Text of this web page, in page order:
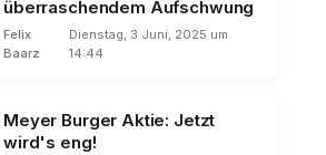
überraschendem Aufschwung
Felix
Baarz
Dienstag, 3 Juni, 2025 um
14:44
Meyer Burger Aktie: Jetzt
wird's eng!